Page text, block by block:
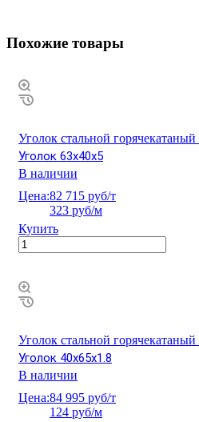
Похожие товары
Уголок стальной
Уголок 63х40х5
В наличии
Цена:82 715 руб/т
323 руб/м
Купить
Уголок стальной
Уголок 40х65х1.8
В наличии
Цена:84 995 руб/т
124 руб/м